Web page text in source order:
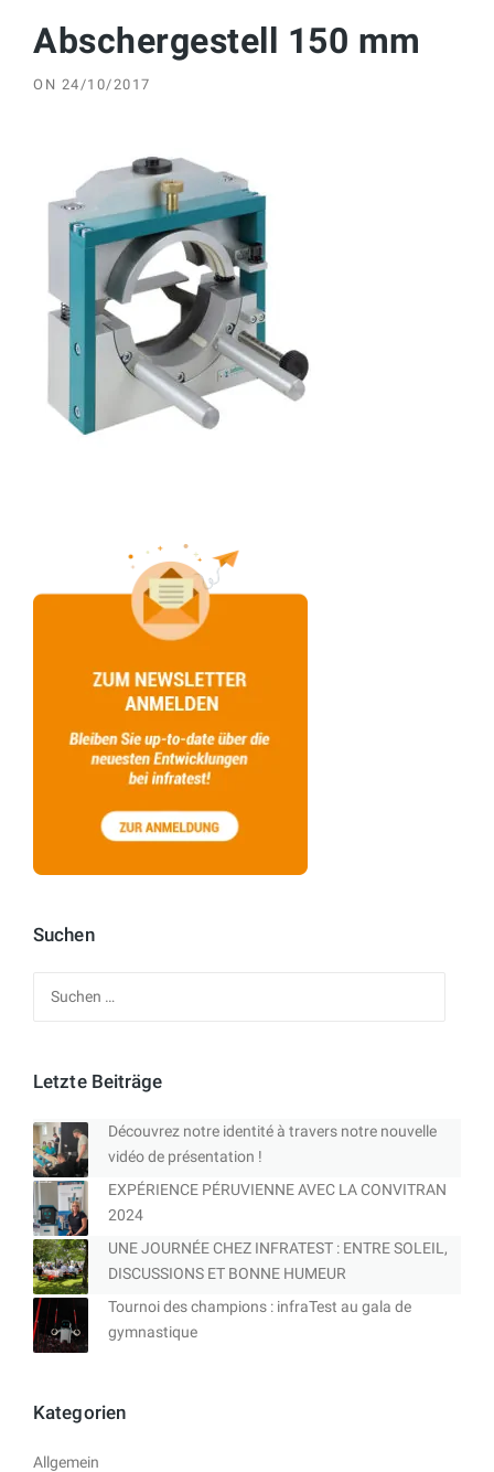
Abschergestell 150 mm
ON 24/10/2017
Suchen
Letzte Beiträge
Découvrez notre identité à travers notre nouvelle
vidéo de présentation !
EXPÉRIENCE PÉRUVIENNE AVEC LA CONVITRAN
2024
UNE JOURNÉE CHEZ INFRATEST : ENTRE SOLEIL,
DISCUSSIONS ET BONNE HUMEUR
Tournoi des champions : infraTest au gala de
gymnastique
Kategorien
Allgemein